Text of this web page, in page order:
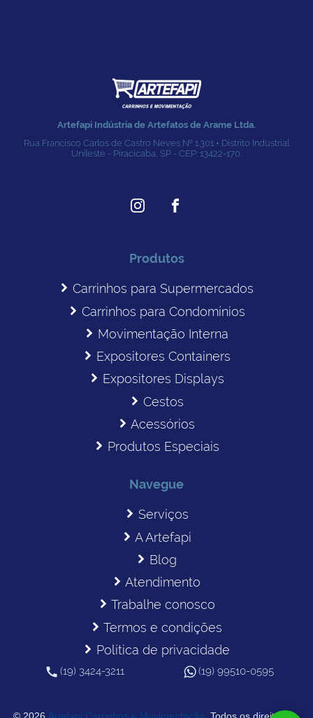
Artefapi Indústria de Artefatos de Arame Ltda.
Rua Francisco Carlos de Castro Neves № 1.301 • Distrito Industrial
Unileste - Piracicaba, SP - CEP: 13422-170.
Produtos
Carrinhos para Supermercados
Carrinhos para Condomínios
Movimentação Interna
Expositores Containers
Expositores Displays
Cestos
Acessórios
Produtos Especiais
Navegue
Serviços
A Artefapi
Blog
Atendimento
Trabalhe conosco
Termos e condições
Política de privacidade
(19) 3424-3211 (19) 99510-0595